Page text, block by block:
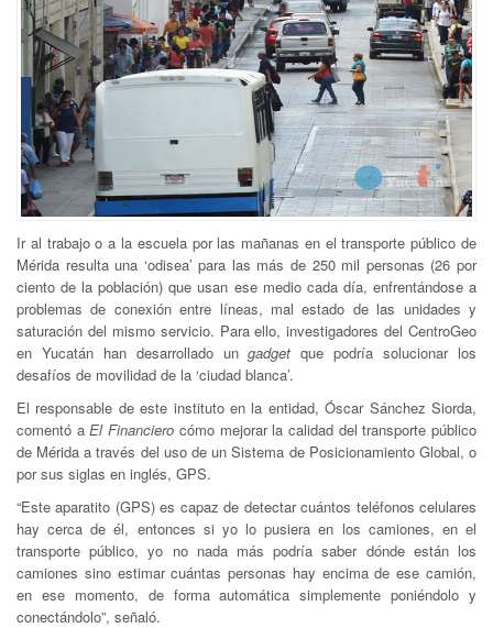
Ir al trabajo o a la escuela por las mañanas en el transporte público de
Mérida resulta una ‘odisea’ para las más de 250 mil personas (26 por
ciento de la población) que usan ese medio cada día, enfrentándose a
problemas de conexión entre líneas, mal estado de las unidades y
saturación del mismo servicio. Para ello, investigadores del CentroGeo
en Yucatán han desarrollado ungadget que podría solucionar los
desafíos de movilidad de la ‘ciudad blanca’.
El responsable de este instituto en la entidad, Óscar Sánchez Siorda,
comentó aEl Financiero cómo mejorar la calidad del transporte público
de Mérida a través del uso de un Sistema de Posicionamiento Global, o
por sus siglas en inglés, GPS.
“Este aparatito (GPS) es capaz de detectar cuántos teléfonos celulares
hay cerca de él, entonces si yo lo pusiera en los camiones, en el
transporte público, yo no nada más podría saber dónde están los
camiones sino estimar cuántas personas hay encima de ese camión,
en ese momento, de forma automática simplemente poniéndolo y
conectándolo”, señaló.